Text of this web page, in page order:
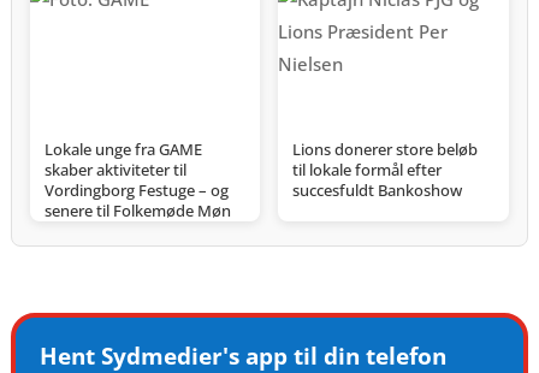
Lokale unge fra GAME
skaber aktiviteter til
Vordingborg Festuge – og
senere til Folkemøde Møn
Lions donerer store beløb
til lokale formål efter
succesfuldt Bankoshow
Hent Sydmedier's app til din telefon